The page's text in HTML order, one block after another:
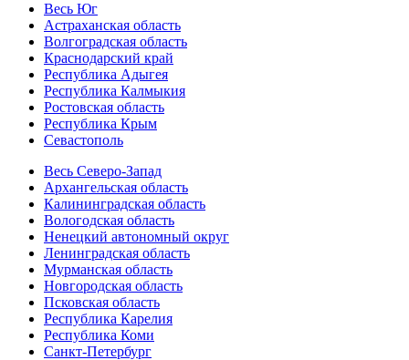
Весь Юг
Астраханская область
Волгоградская область
Краснодарский край
Республика Адыгея
Республика Калмыкия
Ростовская область
Республика Крым
Севастополь
Весь Северо-Запад
Архангельская область
Калининградская область
Вологодская область
Ненецкий автономный округ
Ленинградская область
Мурманская область
Новгородская область
Псковская область
Республика Карелия
Республика Коми
Санкт-Петербург